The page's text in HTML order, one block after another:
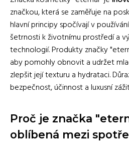
značkou, která se zaměřuje na
hlavní principy spočívají v
šetrnosti k životnímu prostředí a
technologií. Produkty značky
aby pomohly obnovit a udržet
zlepšit její texturu a hydrataci.
bezpečnost, účinnost a luxusní
Proč je značka
oblíbená mezi